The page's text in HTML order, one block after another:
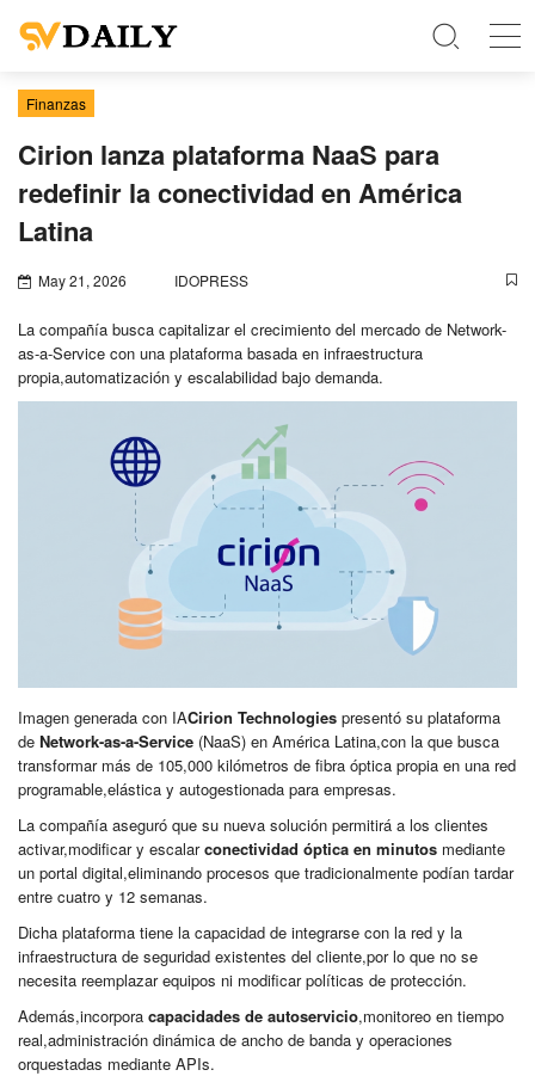
Finanzas
Cirion lanza plataforma NaaS para
redefinir la conectividad en América
Latina
May 21, 2026 IDOPRESS
La compañía busca capitalizar el crecimiento del mercado de Network-
as-a-Service con una plataforma basada en infraestructura
propia,automatización y escalabilidad bajo demanda.
Imagen generada con IACirion Technologies presentó su plataforma
de Network-as-a-Service (NaaS) en América Latina,con la que busca
transformar más de 105,000 kilómetros de fibra óptica propia en una red
programable,elástica y autogestionada para empresas.
La compañía aseguró que su nueva solución permitirá a los clientes
activar,modificar y escalarconectividad óptica en minutos mediante
un portal digital,eliminando procesos que tradicionalmente podían tardar
entre cuatro y 12 semanas.
Dicha plataforma tiene la capacidad de integrarse con la red y la
infraestructura de seguridad existentes del cliente,por lo que no se
necesita reemplazar equipos ni modificar políticas de protección.
Además,incorpora capacidades de autoservicio,monitoreo en tiempo
real,administración dinámica de ancho de banda y operaciones
orquestadas mediante APIs.